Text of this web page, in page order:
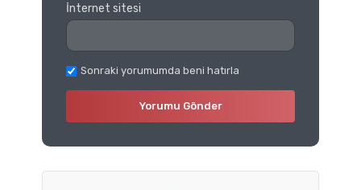
İnternet sitesi
Sonraki yorumumda beni hatırla